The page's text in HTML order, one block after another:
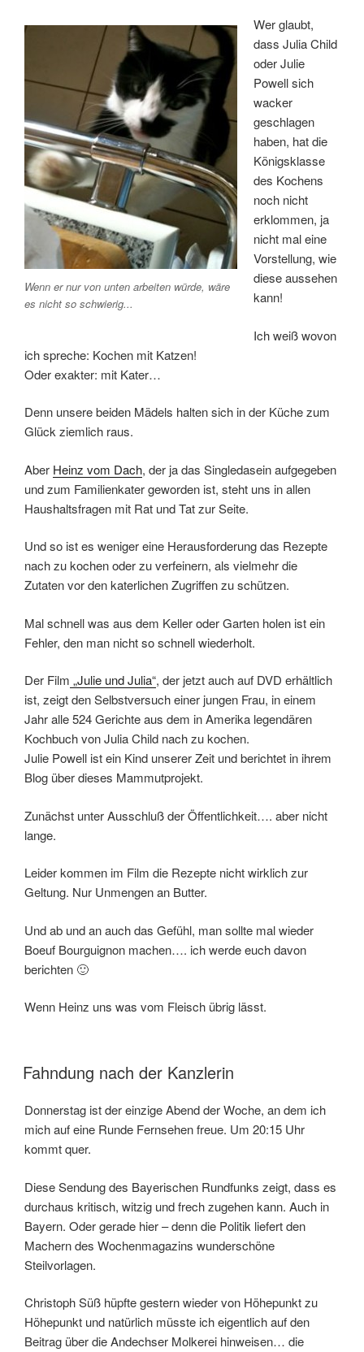
Wenn er nur von unten arbeiten würde, wäre
es nicht so schwierig...
Wer glaubt,
dass Julia Child
oder Julie
Powell sich
wacker
geschlagen
haben, hat die
Königsklasse
des Kochens
noch nicht
erklommen, ja
nicht mal eine
Vorstellung, wie
diese aussehen
kann!
Ich weiß wovon
ich spreche: Kochen mit Katzen!
Oder exakter: mit Kater…
Denn unsere beiden Mädels halten sich in der Küche zum
Glück ziemlich raus.
Aber Heinz vom Dach, der ja das Singledasein aufgegeben
und zum Familienkater geworden ist, steht uns in allen
Haushaltsfragen mit Rat und Tat zur Seite.
Und so ist es weniger eine Herausforderung das Rezepte
nach zu kochen oder zu verfeinern, als vielmehr die
Zutaten vor den katerlichen Zugriffen zu schützen.
Mal schnell was aus dem Keller oder Garten holen ist ein
Fehler, den man nicht so schnell wiederholt.
Der Film „Julie und Julia“, der jetzt auch auf DVD erhältlich
ist, zeigt den Selbstversuch einer jungen Frau, in einem
Jahr alle 524 Gerichte aus dem in Amerika legendären
Kochbuch von Julia Child nach zu kochen.
Julie Powell ist ein Kind unserer Zeit und berichtet in ihrem
Blog über dieses Mammutprojekt.
Zunächst unter Ausschluß der Öffentlichkeit…. aber nicht
lange.
Leider kommen im Film die Rezepte nicht wirklich zur
Geltung. Nur Unmengen an Butter.
Und ab und an auch das Gefühl, man sollte mal wieder
Boeuf Bourguignon machen…. ich werde euch davon
berichten 🙂
Wenn Heinz uns was vom Fleisch übrig lässt.
VERÖFFENTLICHT
AM
Fahndung nach der Kanzlerin
Donnerstag ist der einzige Abend der Woche, an dem ich
mich auf eine Runde Fernsehen freue. Um 20:15 Uhr
kommt quer.
Diese Sendung des Bayerischen Rundfunks zeigt, dass es
durchaus kritisch, witzig und frech zugehen kann. Auch in
Bayern. Oder gerade hier – denn die Politik liefert den
Machern des Wochenmagazins wunderschöne
Steilvorlagen.
Christoph Süß hüpfte gestern wieder von Höhepunkt zu
Höhepunkt und natürlich müsste ich eigentlich auf den
Beitrag über die Andechser Molkerei hinweisen… die